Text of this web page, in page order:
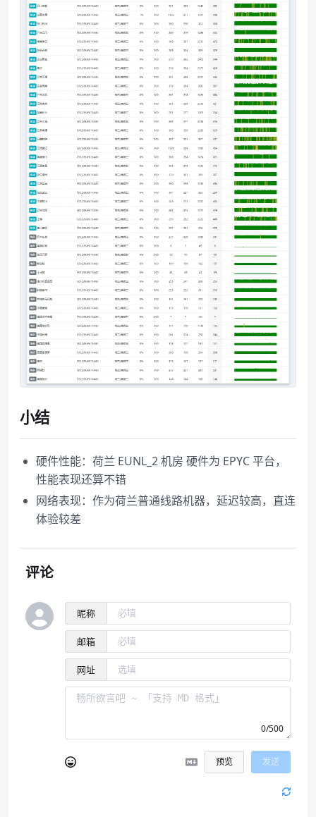
小结
硬件性能：荷兰 EUNL_2 机房 硬件为 EPYC 平台，
性能表现还算不错
网络表现：作为荷兰普通线路机器，延迟较高，直连
体验较差
评论
昵称
邮箱
网址
0/500
预览 发送